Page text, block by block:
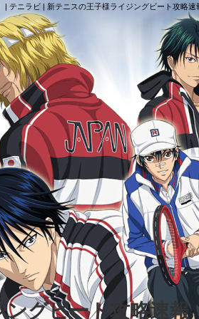
| テニラビ | 新テニスの王子様ライジングビート攻略速
グビート攻略速報